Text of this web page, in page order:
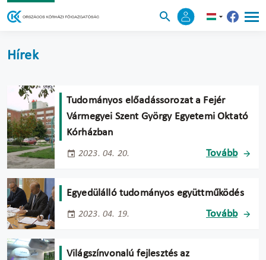
Hírek
Tudományos előadássorozat a Fejér
Vármegyei Szent György Egyetemi Oktató
Kórházban
2023. 04. 20. Tovább
Egyedülálló tudományos együttműködés
2023. 04. 19. Tovább
Világszínvonalú fejlesztés az